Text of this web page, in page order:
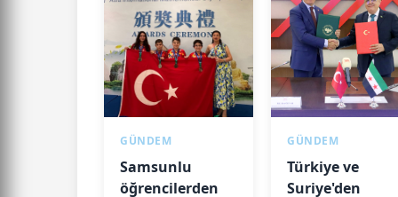
GÜNDEM
Samsunlu
öğrencilerden
GÜNDEM
Türkiye ve
Suriye'den